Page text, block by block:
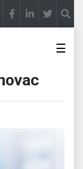
pretvara u destinaciju
☰